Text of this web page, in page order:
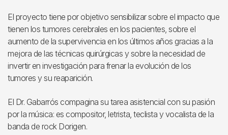
El proyecto tiene por objetivo sensibilizar sobre el impacto que
tienen los tumores cerebrales en los pacientes, sobre el
aumento de la supervivencia en los últimos años gracias a la
mejora de las técnicas quirúrgicas y sobre la necesidad de
invertir en investigación para frenar la evolución de los
tumores y su reaparición.
El Dr. Gabarrós compagina su tarea asistencial con su pasión
por la música: es compositor, letrista, teclista y vocalista de la
banda de rock Dorigen.